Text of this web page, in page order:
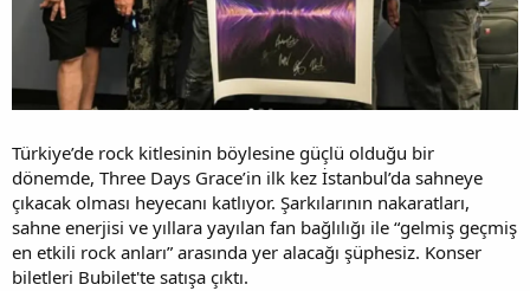
Türkiye’de rock kitlesinin böylesine güçlü olduğu bir
dönemde, Three Days Grace’in ilk kez İstanbul’da sahneye
çıkacak olması heyecanı katlıyor. Şarkılarının nakaratları,
sahne enerjisi ve yıllara yayılan fan bağlılığı ile “gelmiş geçmiş
en etkili rock anları” arasında yer alacağı şüphesiz. Konser
biletleri Bubilet'te satışa çıktı.